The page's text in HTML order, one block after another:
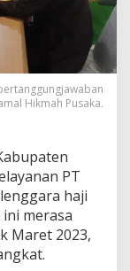
Hikmah Pusaka.
PT
haji
merasa
Maret 2023,